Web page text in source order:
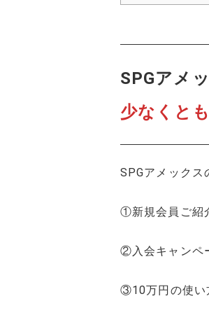
SPGアメ
少なくと
SPGアメックス
①新規会員ご紹
②入会キャンペ
③10万円の使い